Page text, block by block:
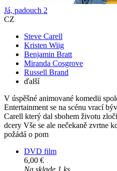
Já, padouch 2
CZ
Steve Carell
Kristen Wiig
Benjamin Bratt
Miranda Cosgrove
Russell Brand
ďalší
V úspěšné animované komedii
Entertainment se na scénu vrací
Carell který dal sbohem životu
dcery Vše se ale nečekaně zvrtne
požádá o pom
DVD film
6,00 €